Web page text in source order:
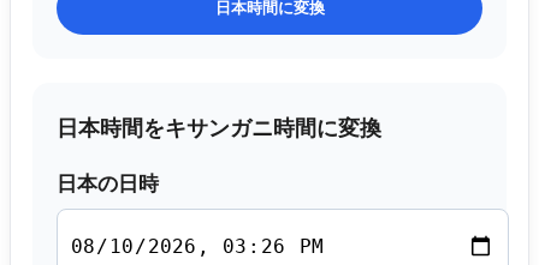
日本時間に変換
日本時間をキサンガニ時間に変換
日本の日時